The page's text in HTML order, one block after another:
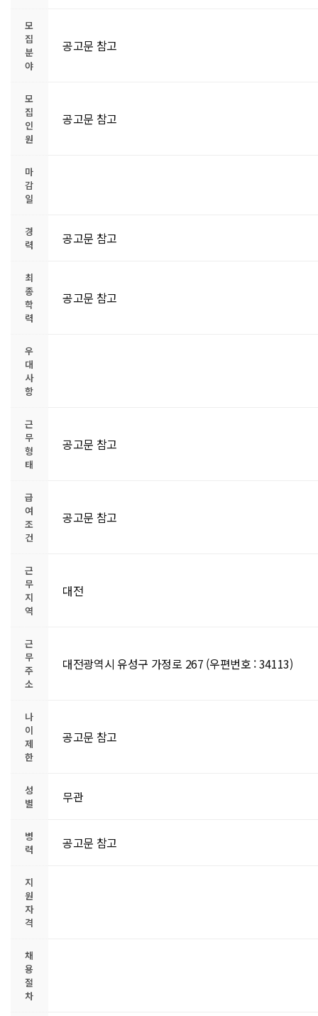
모
집
분
야
공고문 참고
모
집
인
원
공고문 참고
마
감
일
경
력
공고문 참고
최
종
학
력
공고문 참고
우
대
사
항
근
무
형
태
공고문 참고
급
여
조
건
공고문 참고
근
무
지
역
대전
근
무
주
소
대전광역시 유성구 가정로 267 (우편번호 : 34113)
나
이
제
한
공고문 참고
성
별
무관
병
력
공고문 참고
지
원
자
격
채
용
절
차